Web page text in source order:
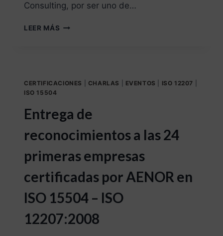
Consulting, por ser uno de…
LEER MÁS
CERTIFICACIONES CHARLAS EVENTOS ISO 12207
ISO 15504
Entrega de
reconocimientos a las 24
primeras empresas
certificadas por AENOR en
ISO 15504 – ISO
12207:2008